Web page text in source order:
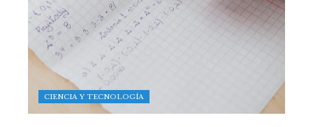
CIENCIA Y TECNOLOGÍA